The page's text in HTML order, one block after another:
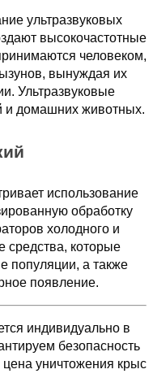
ультразвуковых
высокочастотные
человеком,
вынуждая их
Ультразвуковые
и домашних животных.
использование
обработку
холодного и
средства, которые
популяции, а также
появление.
индивидуально в
безопасность
уничтожения крыс